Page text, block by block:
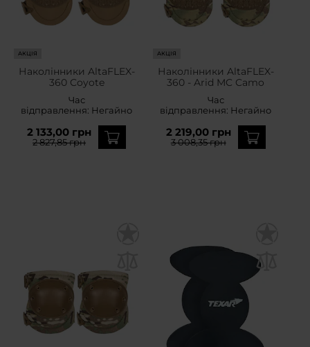
АКЦІЯ
Наколінники AltaFLEX-
360 Coyote
Час
відправлення: Негайно
2 133,00 грн
2 827,85 грн
АКЦІЯ
Наколінники AltaFLEX-
360 - Arid MC Camo
Час
відправлення: Негайно
2 219,00 грн
3 008,35 грн